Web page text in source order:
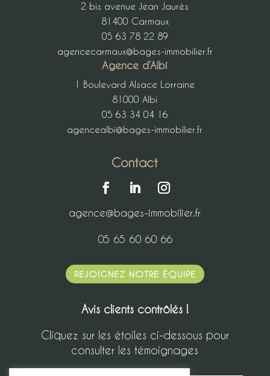
2 bis avenue Jean Jaurès
81400 Carmaux
05 63 78 22 89
agencecarmaux@bages-immobilier.fr
Agence d’Albi
1 Boulevard Alsace Lorraine
81000 Albi
05 63 34 04 16
agencealbi@bages-immobilier.fr
Contact
agence@bages-immobilier.fr
05 65 60 60 66
REJOIGNEZ NOTRE ÉQUIPE
Avis clients contrôlés !
Cliquez sur les étoiles ci-dessous pour
consulter les témoignages